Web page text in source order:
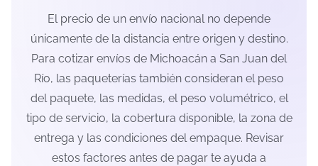
El precio de un envío nacional no depende
únicamente de la distancia entre origen y destino.
Para cotizar envíos de Michoacán a San Juan del
Río, las paqueterías también consideran el peso
del paquete, las medidas, el peso volumétrico, el
tipo de servicio, la cobertura disponible, la zona de
entrega y las condiciones del empaque. Revisar
estos factores antes de pagar te ayuda a